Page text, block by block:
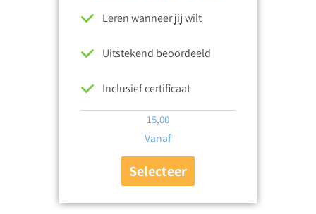
Leren wanneer jij wilt
Uitstekend beoordeeld
Inclusief certificaat
15,00
Vanaf
Selecteer